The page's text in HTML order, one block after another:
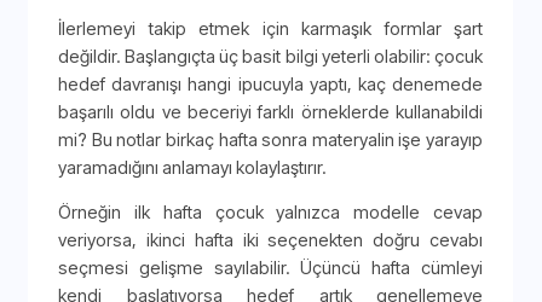
İlerlemeyi takip etmek için karmaşık formlar şart
değildir. Başlangıçta üç basit bilgi yeterli olabilir: çocuk
hedef davranışı hangi ipucuyla yaptı, kaç denemede
başarılı oldu ve beceriyi farklı örneklerde kullanabildi
mi? Bu notlar birkaç hafta sonra materyalin işe yarayıp
yaramadığını anlamayı kolaylaştırır.
Örneğin ilk hafta çocuk yalnızca modelle cevap
veriyorsa, ikinci hafta iki seçenekten doğru cevabı
seçmesi gelişme sayılabilir. Üçüncü hafta cümleyi
kendi başlatıyorsa hedef artık genellemeye